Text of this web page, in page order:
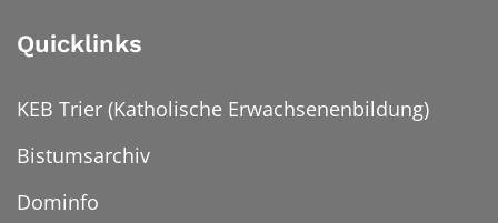
Quicklinks
KEB Trier (Katholische Erwachsenenbildung)
Bistumsarchiv
Dominfo